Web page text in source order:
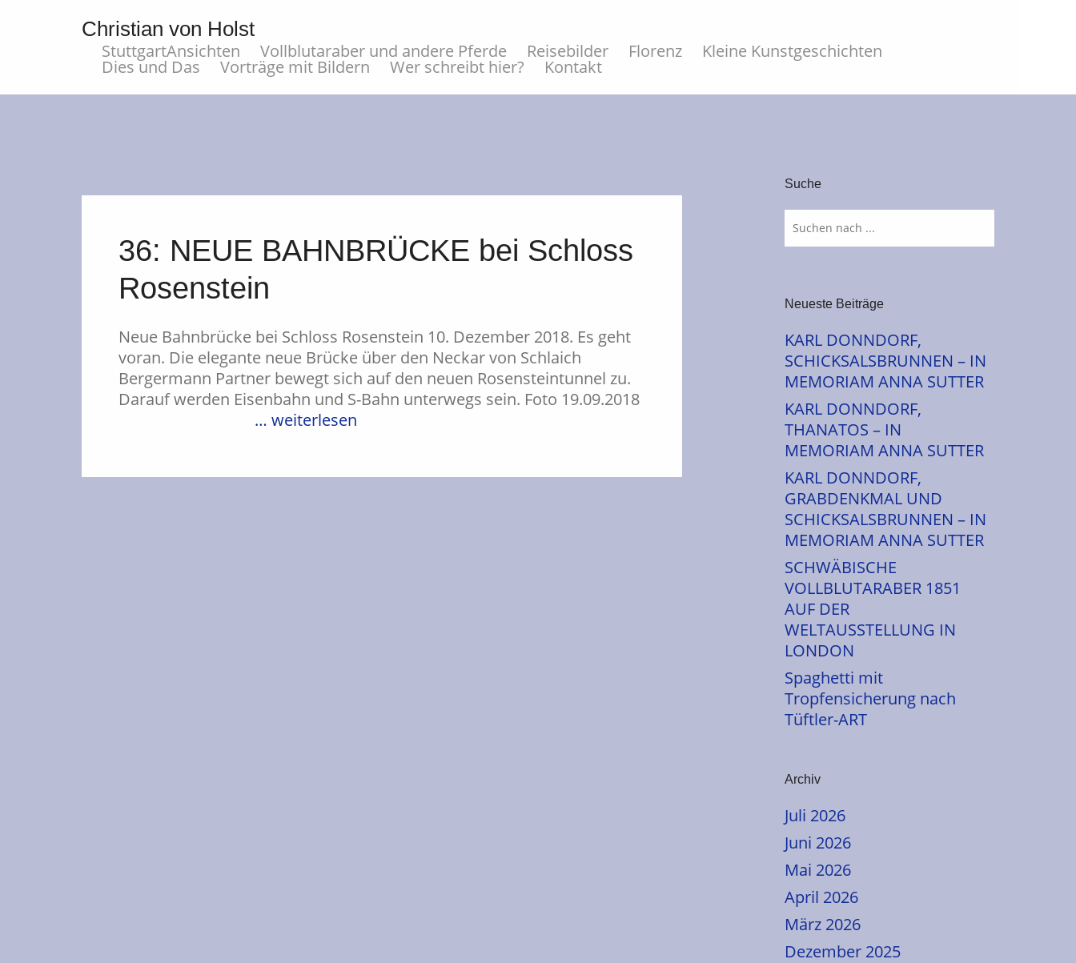
Christian von Holst
StuttgartAnsichten Vollblutaraber und andere Pferde Reisebilder Florenz Kleine Kunstgeschichten
Dies und Das Vorträge mit Bildern Wer schreibt hier? Kontakt
36: NEUE BAHNBRÜCKE bei Schloss
Rosenstein
Neue Bahnbrücke bei Schloss Rosenstein 10. Dezember 2018. Es geht
voran. Die elegante neue Brücke über den Neckar von Schlaich
Bergermann Partner bewegt sich auf den neuen Rosensteintunnel zu.
Darauf werden Eisenbahn und S-Bahn unterwegs sein. Foto 19.09.2018
… weiterlesen
Suche
Neueste Beiträge
KARL DONNDORF,
SCHICKSALSBRUNNEN – IN
MEMORIAM ANNA SUTTER
KARL DONNDORF,
THANATOS – IN
MEMORIAM ANNA SUTTER
KARL DONNDORF,
GRABDENKMAL UND
SCHICKSALSBRUNNEN – IN
MEMORIAM ANNA SUTTER
SCHWÄBISCHE
VOLLBLUTARABER 1851
AUF DER
WELTAUSSTELLUNG IN
LONDON
Spaghetti mit
Tropfensicherung nach
Tüftler-ART
Archiv
Juli 2026
Juni 2026
Mai 2026
April 2026
März 2026
Dezember 2025